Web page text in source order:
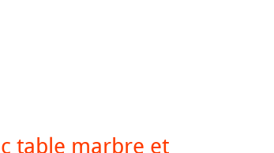
table marbre et